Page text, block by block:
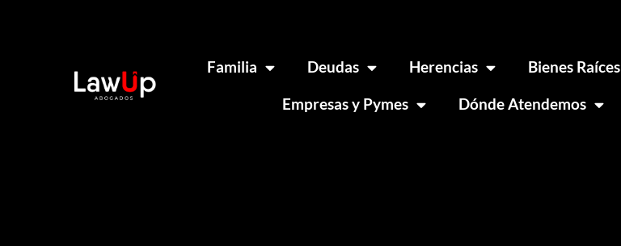
Familia Deudas Herencias Bienes Raíces
Empresas y Pymes
Dónde Atendemos